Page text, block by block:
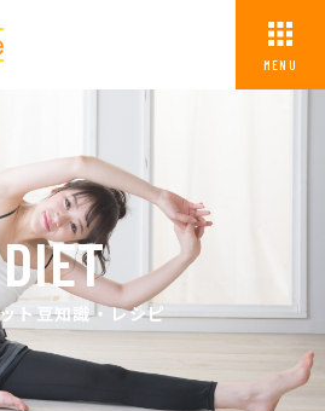
MENU
DIET
ト豆知識・レシピ